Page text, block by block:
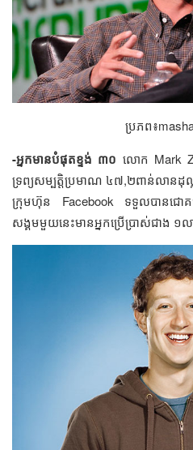
ប្រភព៖
-អ្នក​មាន​​បំផុត​ខ្ទង់​ ៣០​ លោក​ Mark
ទ្រព្យ​សម្បត្តិ​​ប្រមាណ​ ​៤៧,២​ពាន់​លាន​ដុល្
ក្រុមហ៊ុន​​ Facebook ​ទទួល​បាន​ជោគ
សង្គម​មួយ​នេះ​មាន​​អ្នក​ប្រើ​ប្រាស់​ជាង​ ១​